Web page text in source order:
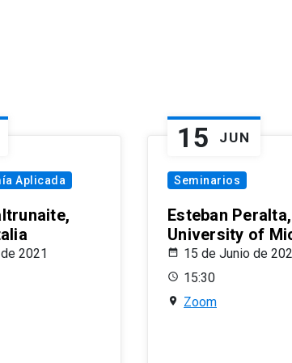
Aplicada
2021
15 JUN
Seminarios
Esteban Peralta,
University of
15 de Junio de
15:30
Zoom